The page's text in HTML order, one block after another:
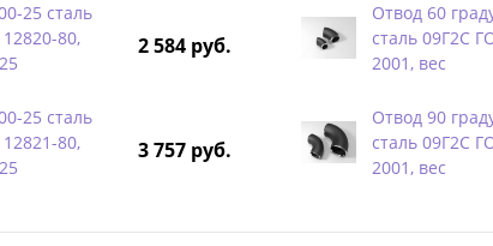
25 сталь
80,
2 584 руб.
25 сталь
80,
3 757 руб.
Отвод 60
сталь 09Г2С
2001, вес
Отвод 90
сталь 09Г2С
2001, вес